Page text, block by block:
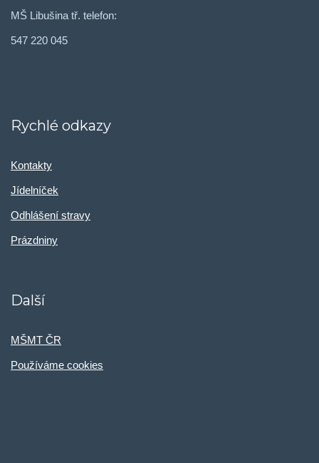
MŠ Libušina tř. telefon:
547 220 045
Rychlé odkazy
Kontakty
Jídelníček
Odhlášení stravy
Prázdniny
Další
MŠMT ČR
Používáme cookies